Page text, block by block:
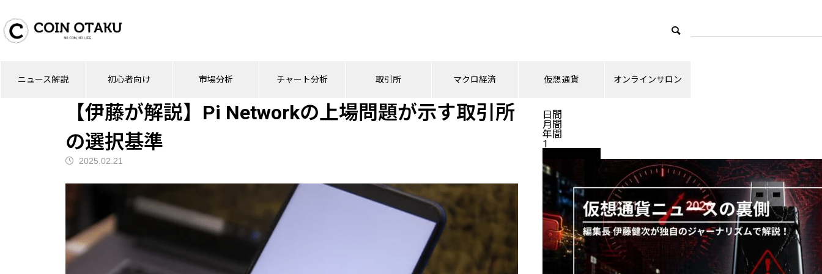
ニュース解説 初心者向け 市場分析 チャート分析 取引所 マクロ経済 仮想通貨 オンラインサロン
ニュース解説
【伊藤が解説】Pi Networkの上場問題が示す取引所
の選択基準
2025.02.21
ランキング
日間
月間
年間
1